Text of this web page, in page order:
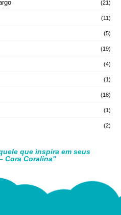
(21)
(11)
(5)
(19)
(4)
(1)
(18)
(1)
(2)
que inspira em seus
Cora Coralina"